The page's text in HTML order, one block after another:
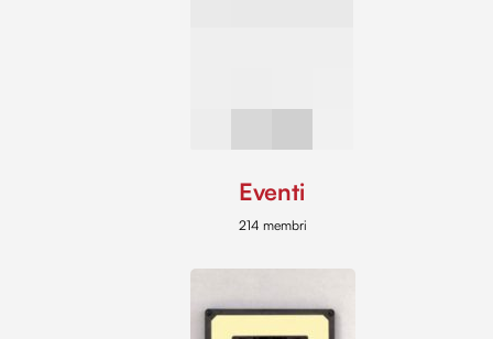
Eventi
214 membri